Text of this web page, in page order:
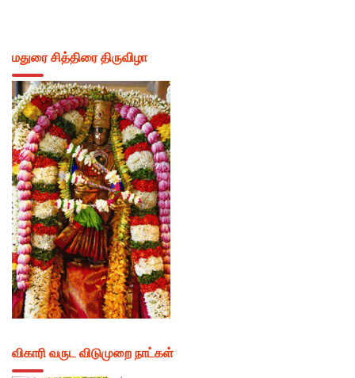
மதுரை சித்திரை திருவிழா
விகாரி வருட விடுமுறை நாட்கள்